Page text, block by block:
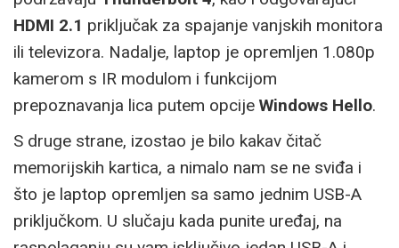
HDMI 2.1 priključak za spajanje vanjskih monitora
ili televizora. Nadalje, laptop je opremljen 1.080p
kamerom s IR modulom i funkcijom
prepoznavanja lica putem opcije Windows Hello.
S druge strane, izostao je bilo kakav čitač
memorijskih kartica, a nimalo nam se ne sviđa i
što je laptop opremljen sa samo jednim USB-A
priključkom. U slučaju kada punite uređaj, na